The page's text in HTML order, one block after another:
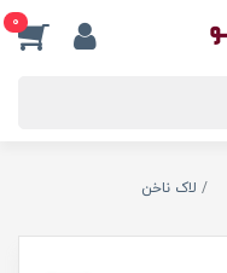
0
لاک ناخن